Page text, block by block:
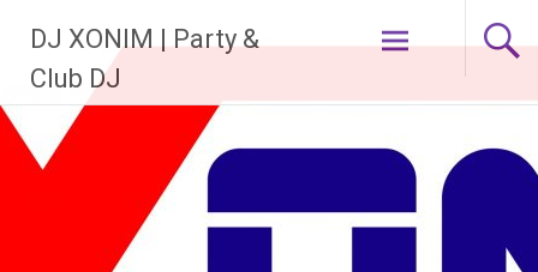
Inhalt
springen
DJ XONIM | Party &
Club DJ